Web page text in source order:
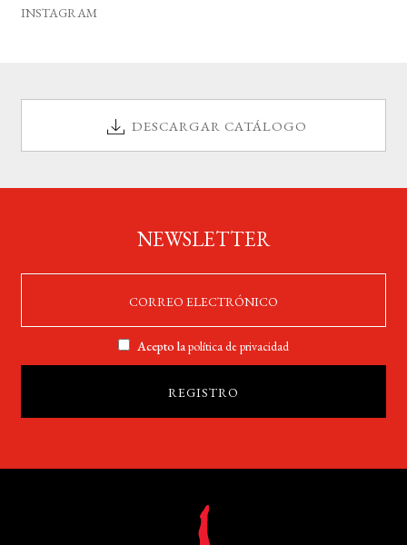
INSTAGRAM
DESCARGAR CATÁLOGO
NEWSLETTER
Acepto lapolítica de privacidad